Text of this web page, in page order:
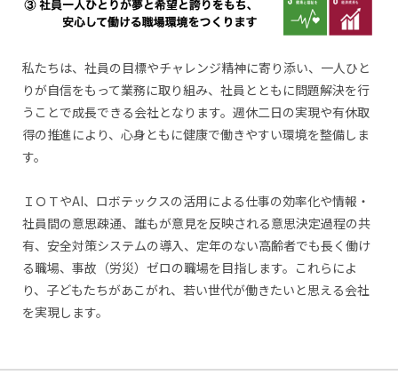
私たちは、社員の目標やチャレンジ精神に寄り添い、一人ひと
りが自信をもって業務に取り組み、社員とともに問題解決を行
うことで成長できる会社となります。週休二日の実現や有休取
得の推進により、心身ともに健康で働きやすい環境を整備しま
す。
ＩＯＴやAI、ロボテックスの活用による仕事の効率化や情報・
社員間の意思疎通、誰もが意見を反映される意思決定過程の共
有、安全対策システムの導入、定年のない高齢者でも長く働け
る職場、事故（労災）ゼロの職場を目指します。これらによ
り、子どもたちがあこがれ、若い世代が働きたいと思える会社
を実現します。